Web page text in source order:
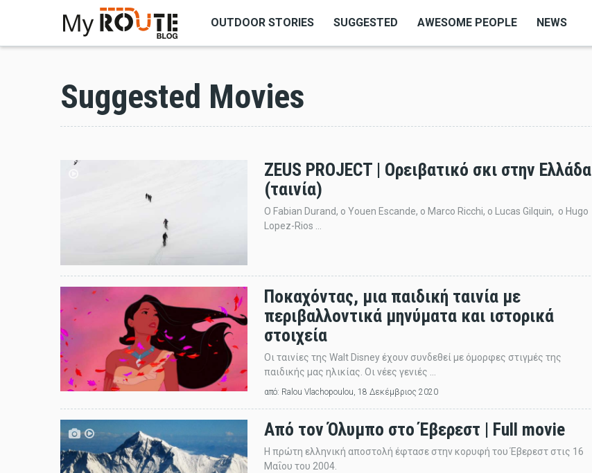
OUTDOOR STORIES SUGGESTED AWESOME PEOPLE NEWS
Suggested Movies
ZEUS PROJECT | Ορειβατικό σκι στην Ελλάδα
(ταινία)
Ο Fabian Durand, ο Youen Escande, ο Marco Ricchi, ο Lucas Gilquin, ο Hugo
Lopez-Rios ...
Ποκαχόντας, μια παιδική ταινία με
περιβαλλοντικά μηνύματα και ιστορικά
στοιχεία
Οι ταινίες της Walt Disney έχουν συνδεθεί με όμορφες στιγμές της
παιδικής μας ηλικίας. Οι νέες γενιές ...
από: Ralou Vlachopoulou, 18 Δεκέμβριος 2020
Από τον Όλυμπο στο Έβερεστ | Full movie
Η πρώτη ελληνική αποστολή έφτασε στην κορυφή του Έβερεστ στις 16
Μαΐου του 2004.